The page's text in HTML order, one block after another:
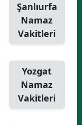
Şanlıurfa
Namaz
Vakitleri
Yozgat
Namaz
Vakitleri